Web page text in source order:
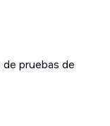
pruebas de